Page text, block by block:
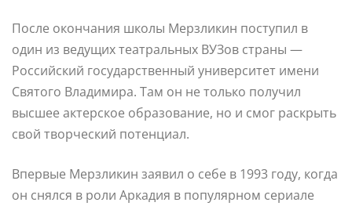
После окончания школы Мерзликин поступил в
один из ведущих театральных ВУЗов страны —
Российский государственный университет имени
Святого Владимира. Там он не только получил
высшее актерское образование, но и смог раскрыть
свой творческий потенциал.
Впервые Мерзликин заявил о себе в 1993 году, когда
он снялся в роли Аркадия в популярном сериале